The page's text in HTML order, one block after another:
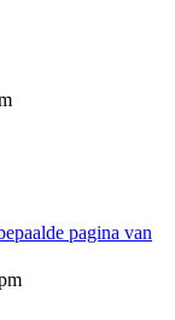
pagina van